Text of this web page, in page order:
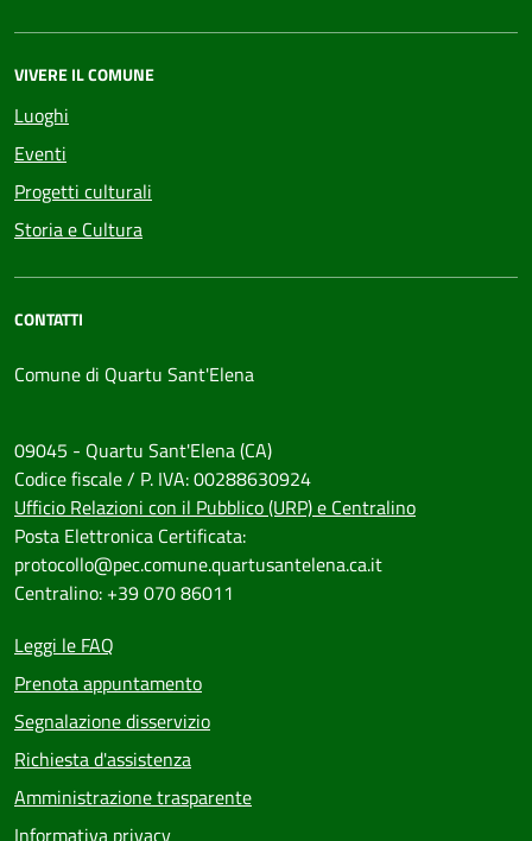
VIVERE IL COMUNE
Luoghi
Eventi
Progetti culturali
Storia e Cultura
CONTATTI
Comune di Quartu Sant'Elena
09045 - Quartu Sant'Elena (CA)
Codice fiscale / P. IVA: 00288630924
Ufficio Relazioni con il Pubblico (URP) e Centralino
Posta Elettronica Certificata:
protocollo@pec.comune.quartusantelena.ca.it
Centralino: +39 070 86011
Leggi le FAQ
Prenota appuntamento
Segnalazione disservizio
Richiesta d'assistenza
Amministrazione trasparente
Informativa privacy